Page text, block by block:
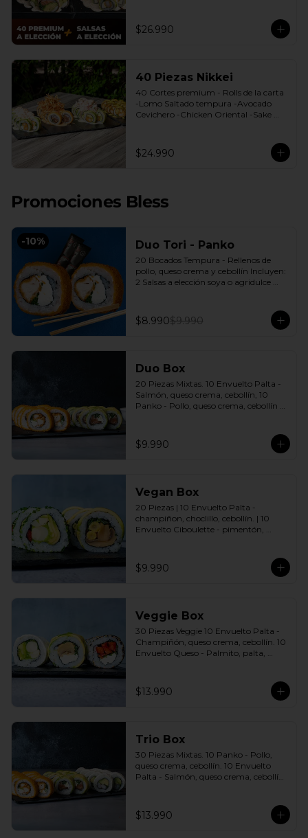
$26.990
40 Piezas Nikkei
40 Cortes premium - Rolls de la carta
-Lomo Saltado tempura -Avocado
Cevichero -Chicken Oriental -Sake
$24.990
Promociones Bless
-10% Duo Tori - Panko
20 Bocados Tempura - Rellenos de
pollo, queso crema y cebollín Incluyen:
2 Salsas a elección soya o agridulce
$8.990$9.990
Duo Box
20 Piezas Mixtas. 10 Envuelto Palta -
Salmón, queso crema, cebollín, 10
Panko - Pollo, queso crema, cebollín
$9.990
Vegan Box
20 Piezas | 10 Envuelto Palta -
champiñon, choclillo, cebollín. | 10
Envuelto Ciboulette - pimentón,
palitos
$9.990
Veggie Box
30 Piezas Veggie 10 Envuelto Palta -
Champiñón, queso crema, cebollín. 10
Envuelto Queso - Palmito, palta,
Incluye: 3 Salsas a elección soya o
agridulce Bless + 2 palitos
$13.990
Trio Box
30 Piezas Mixtas. 10 Panko - Pollo,
queso crema, cebollín. 10 Envuelto
Palta - Salmón, queso crema, cebollín.
agridulce Bless + 2 palitos
$13.990